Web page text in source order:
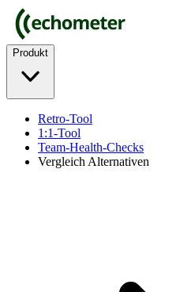
Produkt
Retro-Tool
1:1-Tool
Team-Health-Checks
Vergleich Alternativen